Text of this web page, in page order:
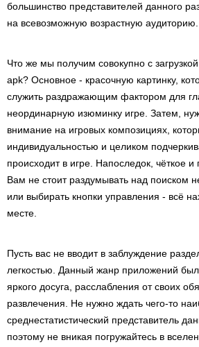
большинство представителей данного
на всевозможную возрастную аудиторию.
Что же мы получим совокупно с
apk? Основное - красочную картинку,
служить раздражающим фактором для
неординарную изюминку игре. Затем,
внимание на игровых композициях,
индивидуальностью и целиком
происходит в игре. Напоследок, чёткое и
Вам не стоит раздумывать над поиском
или выбирать кнопки управления - всё
месте.
Пусть вас не вводит в заблуждение
легкостью. Данный жанр приложений
яркого досуга, расслабления от своих
развлечения. Не нужно ждать чего-то
среднестатистический представитель
поэтому не вникая погружайтесь в